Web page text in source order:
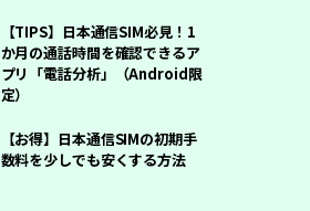
【TIPS】日本通信SIM必見！1
か月の通話時間を確認できるア
プリ「電話分析」（Android限
定）
【お得】日本通信SIMの初期手
数料を少しでも安くする方法